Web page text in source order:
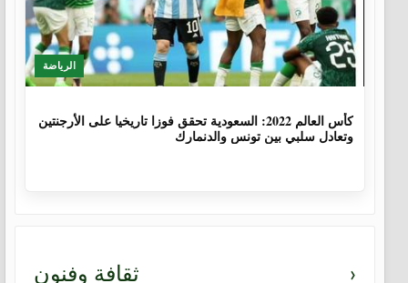
الرياضة
كأس العالم 2022: السعودية تحقق فوزا تاريخيا على الأرجنتين
وتعادل سلبي بين تونس والدنمارك
ثقافة وفنون ›